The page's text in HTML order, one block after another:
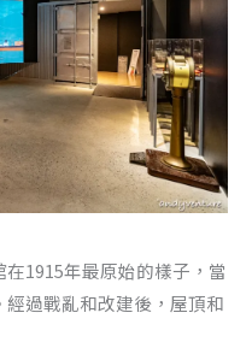
1915年最原始的樣子，當
過戰亂和改建後，屋頂和